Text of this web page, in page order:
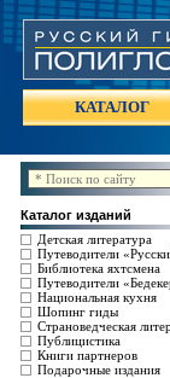
КАТАЛОГ
Каталог изданий
Детская литература
Путеводители
Библиотека яхтсмена
Путеводители
Национальная кухня
Шопинг гиды
Страноведческая
Публицистика
Книги партнеров
Подарочные издания